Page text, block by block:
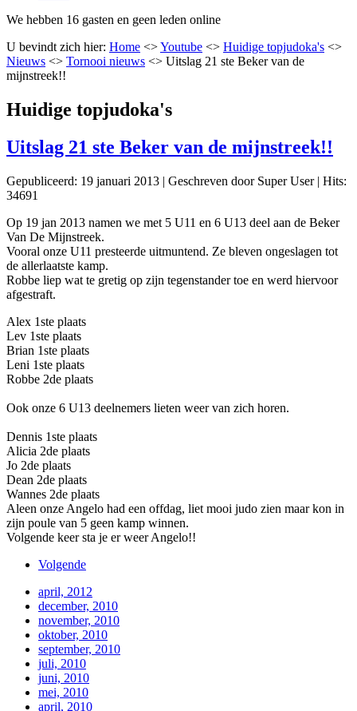
We hebben 16 gasten en geen leden online
U bevindt zich hier: Home <>Youtube <> Huidige topjudoka's <>
Nieuws <> Tornooi nieuws <> Uitslag 21 ste Beker van de
mijnstreek!!
Huidige topjudoka's
Uitslag 21 ste Beker van de mijnstreek!!
Gepubliceerd: 19 januari 2013 | Geschreven door Super User| Hits:
34691
Op 19 jan 2013 namen we met 5 U11 en 6 U13 deel aan de Beker
Van De Mijnstreek.
Vooral onze U11 presteerde uitmuntend. Ze bleven ongeslagen tot
de allerlaatste kamp.
Robbe liep wat te gretig op zijn tegenstander toe en werd hiervoor
afgestraft.
Alex 1ste plaats
Lev 1ste plaats
Brian 1ste plaats
Leni 1ste plaats
Robbe 2de plaats
Ook onze 6 U13 deelnemers lieten weer van zich horen.
Dennis 1ste plaats
Alicia 2de plaats
Jo 2de plaats
Dean 2de plaats
Wannes 2de plaats
Aleen onze Angelo had een offdag, liet mooi judo zien maar kon in
zijn poule van 5 geen kamp winnen.
Volgende keer sta je er weer Angelo!!
Volgende
april, 2012
december, 2010
november, 2010
oktober, 2010
september, 2010
juli, 2010
juni, 2010
mei, 2010
april, 2010